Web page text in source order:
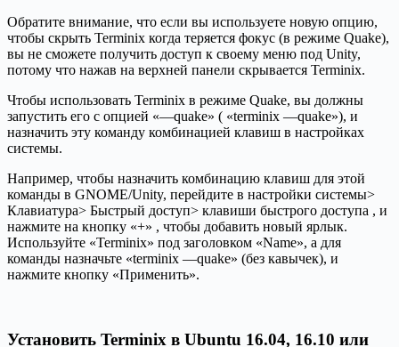
Обратите внимание, что если вы используете новую опцию,
чтобы скрыть Terminix когда теряется фокус (в режиме Quake),
вы не сможете получить доступ к своему меню под Unity,
потому что нажав на верхней панели скрывается Terminix.
Чтобы использовать Terminix в режиме Quake, вы должны
запустить его с опцией «—quake» ( «terminix —quake»), и
назначить эту команду комбинацией клавиш в настройках
системы.
Например, чтобы назначить комбинацию клавиш для этой
команды в GNOME/Unity, перейдите в настройки системы>
Клавиатура> Быстрый доступ> клавиши быстрого доступа , и
нажмите на кнопку «+» , чтобы добавить новый ярлык.
Используйте «Terminix» под заголовком «Name», а для
команды назначьте «terminix —quake» (без кавычек), и
нажмите кнопку «Применить».
Установить Terminix в Ubuntu 16.04, 16.10 или